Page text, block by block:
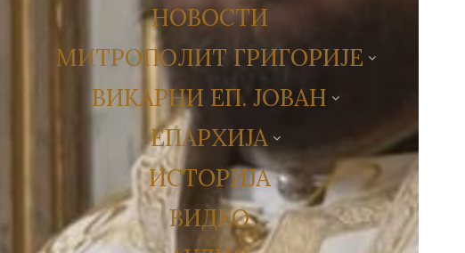
НОВОСТИ
МИТРОПОЛИТ ГРИГОРИЈЕ
ВИКАРНИ ЕП. ЈОВАН
ЕПАРХИЈА
ИСТОРИЈА
ВИДЕО